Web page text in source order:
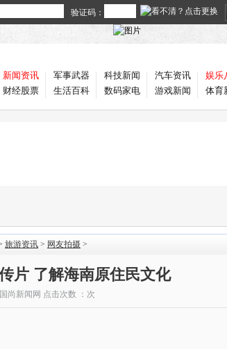
验证码：
新闻资讯
财经股票
军事武器
生活百科
科技新闻
数码家电
汽车资讯
游戏新闻
娱乐
体育
旅游资讯 > 网友拍摄 >
片 了解海南原住民文化
国尚新闻网 点击次数 ： 次